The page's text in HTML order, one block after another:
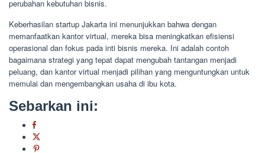
perubahan kebutuhan bisnis.
Keberhasilan startup Jakarta ini menunjukkan bahwa dengan
memanfaatkan kantor virtual, mereka bisa meningkatkan efisiensi
operasional dan fokus pada inti bisnis mereka. Ini adalah contoh
bagaimana strategi yang tepat dapat mengubah tantangan menjadi
peluang, dan kantor virtual menjadi pilihan yang menguntungkan untuk
memulai dan mengembangkan usaha di ibu kota.
Sebarkan ini: